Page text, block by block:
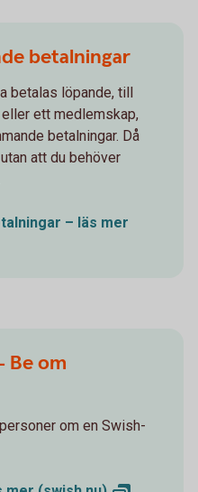
betalningar
betalas löpande, till
ett medlemskap,
betalningar. Då
att du behöver
– läs mer
Be om
om en Swish-